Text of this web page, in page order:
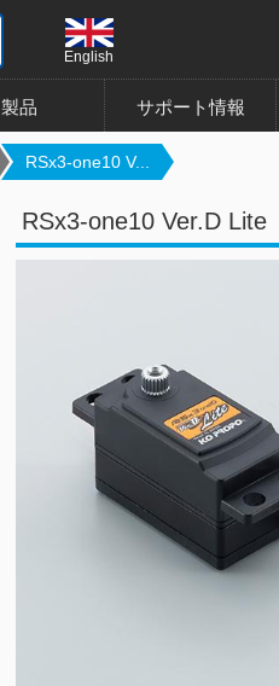
English
製品 サポート情報
RSx3-one10 V...
RSx3-one10 Ver.D Lite